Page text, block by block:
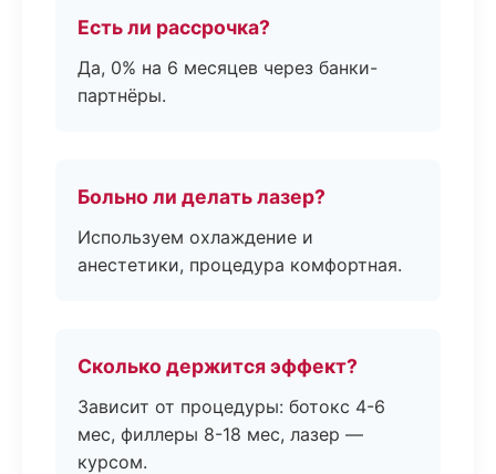
Есть ли рассрочка?
Да, 0% на 6 месяцев через банки-
партнёры.
Больно ли делать лазер?
Используем охлаждение и
анестетики, процедура комфортная.
Сколько держится эффект?
Зависит от процедуры: ботокс 4-6
мес, филлеры 8-18 мес, лазер —
курсом.